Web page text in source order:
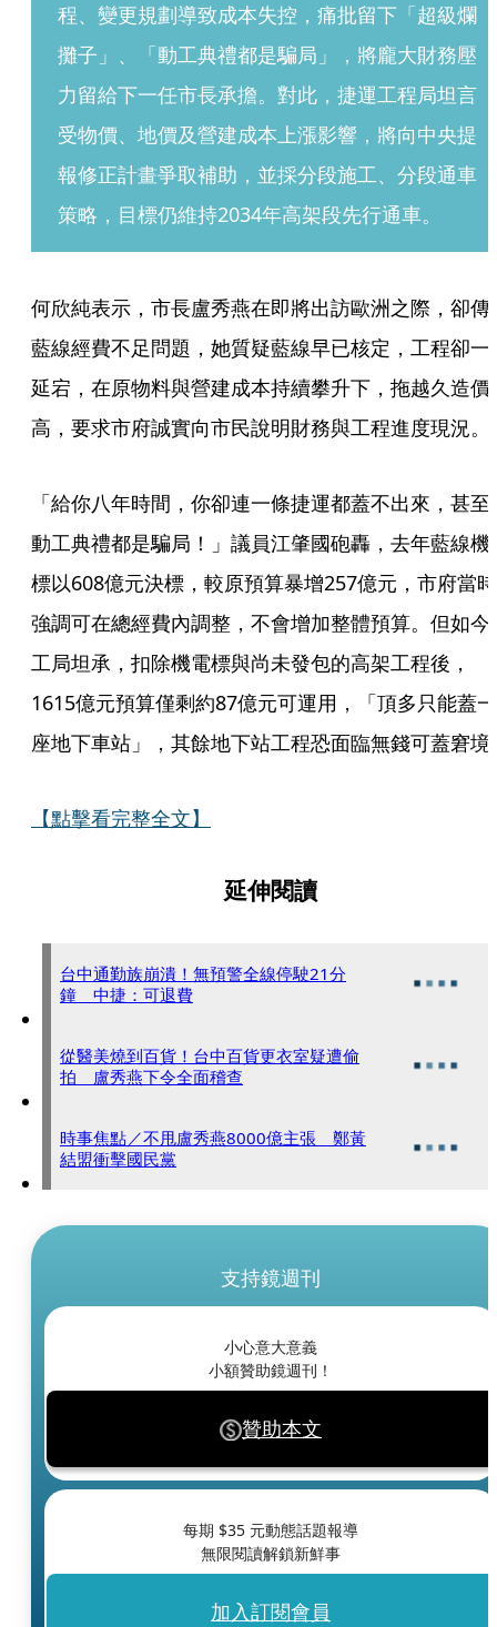
程、變更規劃導致成本失控，痛批留下「超級爛
攤子」、「動工典禮都是騙局」，將龐大財務壓
力留給下一任市長承擔。對此，捷運工程局坦言
受物價、地價及營建成本上漲影響，將向中央提
報修正計畫爭取補助，並採分段施工、分段通車
策略，目標仍維持2034年高架段先行通車。
何欣純表示，市長盧秀燕在即將出訪歐洲之際，卻傳
藍線經費不足問題，她質疑藍線早已核定，工程卻一
延宕，在原物料與營建成本持續攀升下，拖越久造價
高，要求市府誠實向市民說明財務與工程進度現況。
「給你八年時間，你卻連一條捷運都蓋不出來，甚至
動工典禮都是騙局！」議員江肇國砲轟，去年藍線機
標以608億元決標，較原預算暴增257億元，市府當時
強調可在總經費內調整，不會增加整體預算。但如今
工局坦承，扣除機電標與尚未發包的高架工程後，
1615億元預算僅剩約87億元可運用，「頂多只能蓋一
座地下車站」，其餘地下站工程恐面臨無錢可蓋窘境
【點擊看完整全文】
延伸閱讀
台中通勤族崩潰！無預警全線停駛21分
鐘 中捷：可退費
從醫美燒到百貨！台中百貨更衣室疑遭偷
拍 盧秀燕下令全面稽查
時事焦點／不甩盧秀燕8000億主張 鄭黃
結盟衝擊國民黨
支持鏡週刊
小心意大意義
小額贊助鏡週刊！
贊助本文
每期 $35 元動態話題報導
無限閱讀解鎖新鮮事
加入訂閱會員